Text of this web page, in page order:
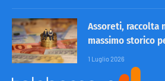
Assoreti, raccolta
massimo storico
1 Luglio 2026